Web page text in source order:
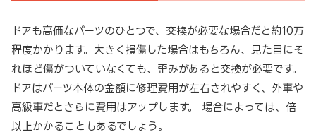
ドアも高価なパーツのひとつで、交換が必要な場合だと約10万
程度かかります。大きく損傷した場合はもちろん、見た目にそ
れほど傷がついていなくても、歪みがあると交換が必要です。
ドアはパーツ本体の金額に修理費用が左右されやすく、外車や
高級車だとさらに費用はアップします。 場合によっては、倍
以上かかることもあるでしょう。